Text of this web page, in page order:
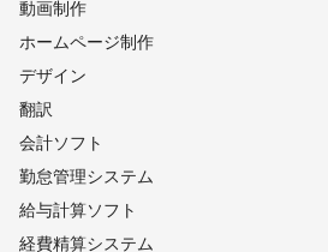
動画制作
ホームページ制作
デザイン
翻訳
会計ソフト
勤怠管理システム
給与計算ソフト
経費精算システム